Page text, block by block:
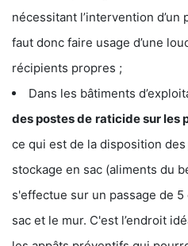
nécessitant l’intervention
faut donc faire usage d’une
récipients propres ;
Dans les bâtiments
des postes de raticide sur les
ce qui est de la disposition
stockage en sac (aliments du
s'effectue sur un passage de
sac et le mur. C'est l’endroit